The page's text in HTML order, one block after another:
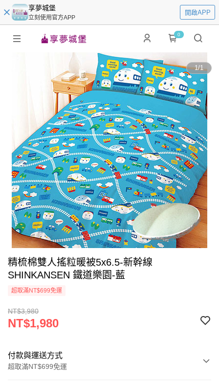
享夢城堡
立刻使用官方APP
開啟APP
0
1/1
精梳棉雙人搖粒暖被5x6.5-新幹線
SHINKANSEN 鐵道樂園-藍
超取滿NT$699免運
NT$3,980
NT$1,980
付款與運送方式
超取滿NT$699免運